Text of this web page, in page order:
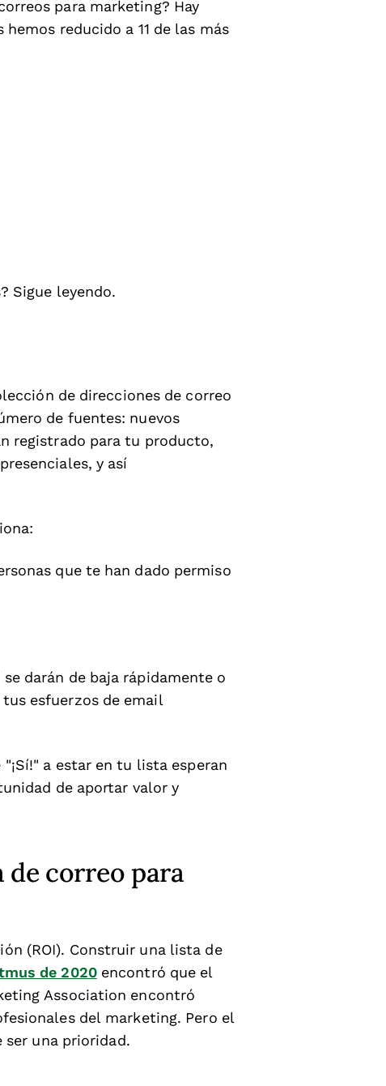
para marketing? Hay
reducido a 11 de las más
Sigue leyendo.
de direcciones de correo
de fuentes: nuevos
registrado para tu producto,
y así
que te han dado permiso
darán de baja rápidamente o
esfuerzos de email
a estar en tu lista esperan
de aportar valor y
correo para
(ROI). Construir una lista de
de 2020encontró que el
Association encontró
del marketing. Pero el
ser una prioridad.